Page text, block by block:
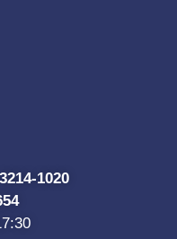
1020